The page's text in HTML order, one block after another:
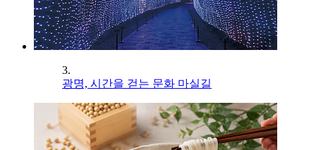
3.
광명, 시간을 걷는 문화 마실길